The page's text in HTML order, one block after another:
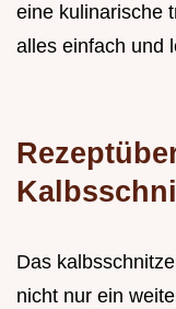
eine kulinarische
alles einfach und
Das
nicht nur ein